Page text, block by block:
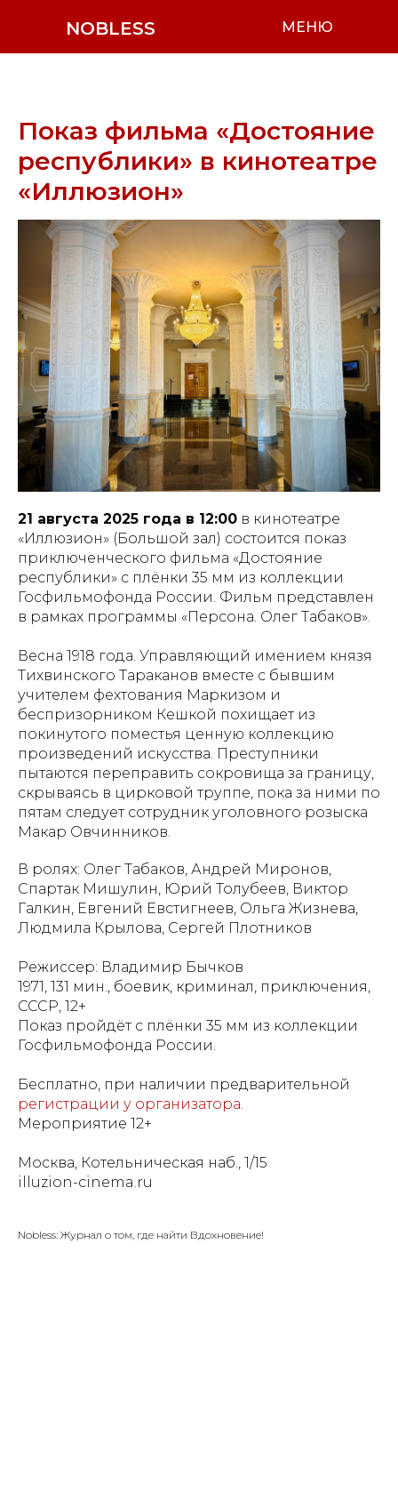
NOBLESS МЕНЮ
Показ фильма «Достояние
республики» в кинотеатре
«Иллюзион»
21 августа 2025 года в 12:00 в кинотеатре
«Иллюзион» (Большой зал) состоится показ
приключенческого фильма «Достояние
республики» с плёнки 35 мм из коллекции
Госфильмофонда России. Фильм представлен
в рамках программы «Персона. Олег Табаков».
Весна 1918 года. Управляющий имением князя
Тихвинского Тараканов вместе с бывшим
учителем фехтования Маркизом и
беспризорником Кешкой похищает из
покинутого поместья ценную коллекцию
произведений искусства. Преступники
пытаются переправить сокровища за границу,
скрываясь в цирковой труппе, пока за ними по
пятам следует сотрудник уголовного розыска
Макар Овчинников.
В ролях: Олег Табаков, Андрей Миронов,
Спартак Мишулин, Юрий Толубеев, Виктор
Галкин, Евгений Евстигнеев, Ольга Жизнева,
Людмила Крылова, Сергей Плотников
Режиссер: Владимир Бычков
1971, 131 мин., боевик, криминал, приключения,
СССР, 12+
Показ пройдёт с плёнки 35 мм из коллекции
Госфильмофонда России.
Бесплатно, при наличии предварительной
регистрации у организатора.
Мероприятие 12+
Москва, Котельническая наб., 1/15
illuzion-cinema.ru
Nobless: Журнал о том, где найти Вдохновение!